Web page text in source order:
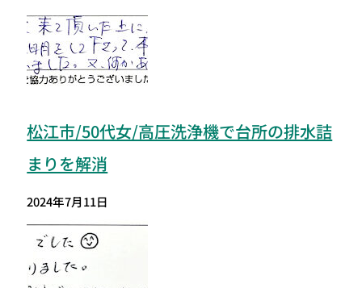
松江市/50代女/高圧洗浄機で台所の排水詰
まりを解消
2024年7月11日